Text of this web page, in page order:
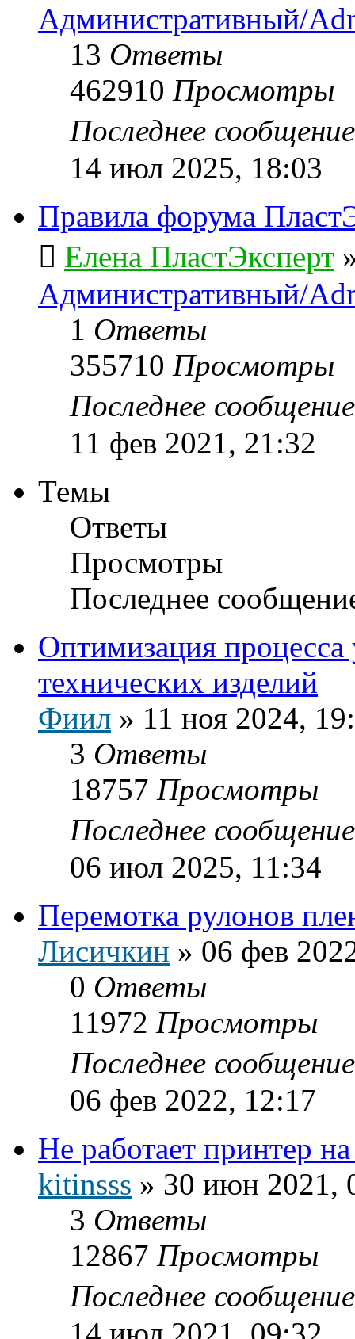
Административный/
13 Ответы
462910 Просмотры
Последнее
14 июл 2025, 18:03
Правила форума
Елена ПластЭксперт
Административный/
1 Ответы
355710 Просмотры
Последнее
11 фев 2021, 21:32
Темы
Ответы
Просмотры
Последнее
Оптимизация процесса
технических изделий
Фиил » 11 ноя 2024,
3 Ответы
18757 Просмотры
Последнее
06 июл 2025, 11:34
Перемотка рулонов
Лисичкин » 06 фев
0 Ответы
11972 Просмотры
Последнее
06 фев 2022, 12:17
Не работает принтер
kitinsss » 30 июн 2021,
3 Ответы
12867 Просмотры
Последнее